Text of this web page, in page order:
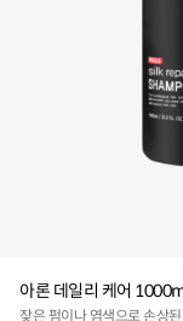
아론 데일리 케어
잦은 펌이나 염색으로 손상